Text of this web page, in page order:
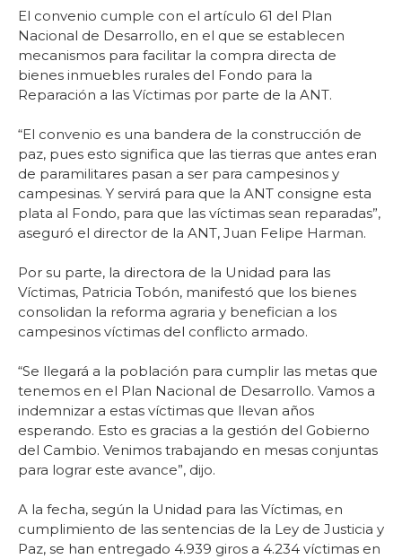
El convenio cumple con el artículo 61 del Plan
Nacional de Desarrollo, en el que se establecen
mecanismos para facilitar la compra directa de
bienes inmuebles rurales del Fondo para la
Reparación a las Víctimas por parte de la ANT.
“El convenio es una bandera de la construcción de
paz, pues esto significa que las tierras que antes eran
de paramilitares pasan a ser para campesinos y
campesinas. Y servirá para que la ANT consigne esta
plata al Fondo, para que las víctimas sean reparadas”,
aseguró el director de la ANT, Juan Felipe Harman.
Por su parte, la directora de la Unidad para las
Víctimas, Patricia Tobón, manifestó que los bienes
consolidan la reforma agraria y benefician a los
campesinos víctimas del conflicto armado.
“Se llegará a la población para cumplir las metas que
tenemos en el Plan Nacional de Desarrollo. Vamos a
indemnizar a estas víctimas que llevan años
esperando. Esto es gracias a la gestión del Gobierno
del Cambio. Venimos trabajando en mesas conjuntas
para lograr este avance”, dijo.
A la fecha, según la Unidad para las Víctimas, en
cumplimiento de las sentencias de la Ley de Justicia y
Paz, se han entregado 4.939 giros a 4.234 víctimas en